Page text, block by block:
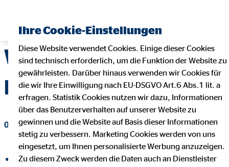
Wie sicher ist Online-
Banking?
08. Oktober 2019|OVB Holding AG
auf Facebook teilen
Ihre Cookie-Einstellungen
Diese Website verwendet Cookies. Einige dieser Cookies
sind technisch erforderlich, um die Funktion der Website zu
gewährleisten. Darüber hinaus verwenden wir Cookies für
die wir Ihre Einwilligung nach EU-DSGVO Art.6 Abs.1 lit. a
erfragen. Statistik Cookies nutzen wir dazu, Informationen
über das Benutzerverhalten auf unserer Website zu
gewinnen und die Website auf Basis dieser Informationen
stetig zu verbessern. Marketing Cookies werden von uns
eingesetzt, um Ihnen personalisierte Werbung anzuzeigen.
Zu diesem Zweck werden die Daten auch an Dienstleister